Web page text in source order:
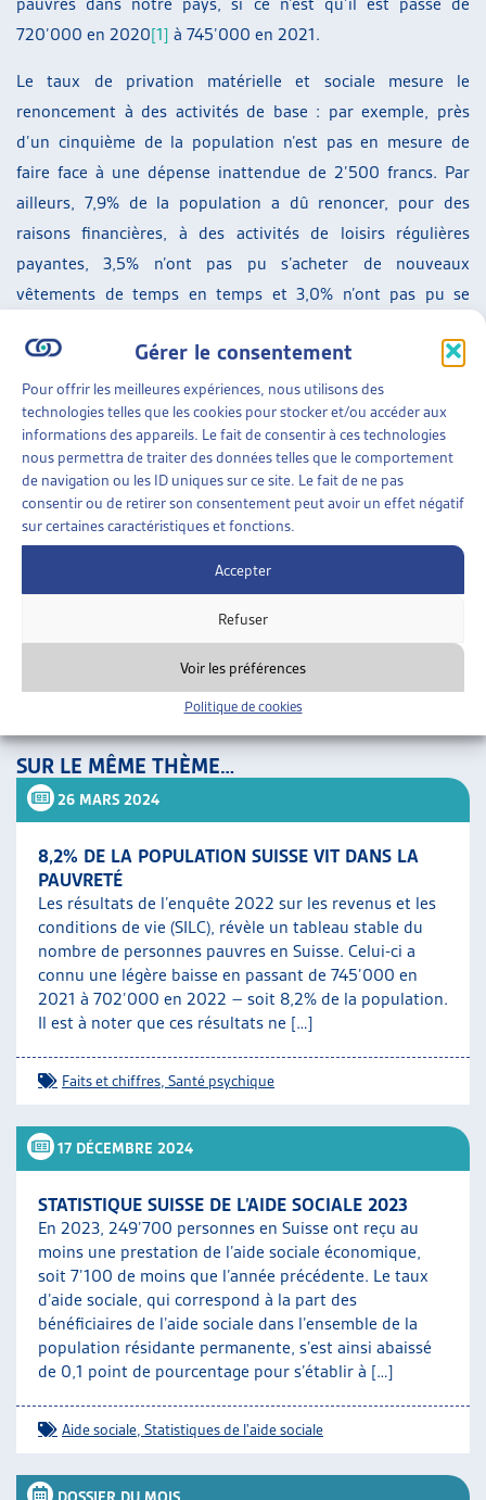
Gérer le consentement
Pour offrir les meilleures expériences, nous utilisons des
technologies telles que les cookies pour stocker et/ou accéder aux
informations des appareils. Le fait de consentir à ces technologies
nous permettra de traiter des données telles que le comportement
de navigation ou les ID uniques sur ce site. Le fait de ne pas
consentir ou de retirer son consentement peut avoir un effet négatif
sur certaines caractéristiques et fonctions.
Accepter
Refuser
Voir les préférences
Politique de cookies
pauvres dans notre pays, si ce n’est qu’il est passé de
720’000 en 2020[1] à 745’000 en 2021.
Le taux de privation matérielle et sociale mesure le
renoncement à des activités de base : par exemple, près
d’un cinquième de la population n’est pas en mesure de
faire face à une dépense inattendue de 2’500 francs. Par
ailleurs, 7,9% de la population a dû renoncer, pour des
raisons financières, à des activités de loisirs régulières
payantes, 3,5% n’ont pas pu s’acheter de nouveaux
vêtements de temps en temps et 3,0% n’ont pas pu se
une fois par mois pour manger ou boire un verre.
Rappelons que le seuil de pauvreté est basé sur les normes
d’aide sociale de la Conférence suisse des institutions
d’action sociale (CSIAS) et se situait, en valeur moyenne pour
l’année 2021, à 2’289 francs pour une personne seule et à
3’989 francs pour une famille de deux adultes. Soulignons
que parmi la population active occupée, donc les personnes
qui travaillent, 4,2%, soit 157’000 d’entre-elles, ne
disposaient pas d’un revenu supérieur au seuil de pauvreté.
[1]
https://artias.ch/2022/02/quelques-chiffres-sur-la-
SUR LE MÊME THÈME…
26 MARS 2024
8,2% DE LA POPULATION SUISSE VIT DANS LA
PAUVRETÉ
Les résultats de l’enquête 2022 sur les revenus et les
conditions de vie (SILC), révèle un tableau stable du
nombre de personnes pauvres en Suisse. Celui-ci a
connu une légère baisse en passant de 745’000 en
2021 à 702’000 en 2022 – soit 8,2% de la population.
Il est à noter que ces résultats ne […]
Faits et chiffres Santé psychique
17 DÉCEMBRE 2024
STATISTIQUE SUISSE DE L’AIDE SOCIALE 2023
En 2023, 249’700 personnes en Suisse ont reçu au
moins une prestation de l’aide sociale économique,
soit 7’100 de moins que l’année précédente. Le taux
d’aide sociale, qui correspond à la part des
bénéficiaires de l’aide sociale dans l’ensemble de la
population résidante permanente, s’est ainsi abaissé
de 0,1 point de pourcentage pour s’établir à […]
Aide sociale Statistiques de l'aide sociale